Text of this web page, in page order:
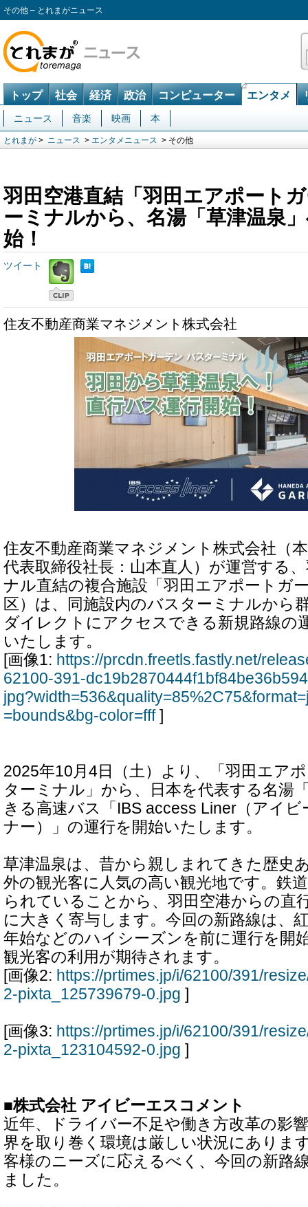
その他 – とれまがニュース
トップ 社会 経済 政治 コンピューター エンタメ
ニュース 音楽 映画 本
とれまが > ニュース > エンタメニュース > その他
羽田空港直結「羽田エアポート
ーミナルから、名湯「草津温泉
始！
ツイート
住友不動産商業マネジメント株式会社
住友不動産商業マネジメント株式会社（
代表取締役社長：山本直人）が運営する
ナル直結の複合施設「羽田エアポートガ
区）は、同施設内のバスターミナルから
ダイレクトにアクセスできる新規路線の
いたします。
[画像1: https://prcdn.freetls.fastly.net/
62100-391-
=bounds&bg-color=fff]
2025年10月4日（土）より、「羽田エア
ターミナル」から、日本を代表する名湯
きる高速バス「IBS access Liner（アイ
ナー）」の運行を開始いたします。
草津温泉は、昔から親しまれてきた歴史
外の観光客に人気の高い観光地です。鉄
られていることから、羽田空港からの直
に大きく寄与します。今回の新路線は、
年始などのハイシーズンを前に運行を開
観光客の利用が期待されます。
[画像2: https://prtimes.jp/i/62100/391/
2-pixta_125739679-0.jpg ]
[画像3: https://prtimes.jp/i/62100/391/
2-pixta_123104592-0.jpg ]
■株式会社 アイビーエスコメント
近年、ドライバー不足や働き方改革の影
界を取り巻く環境は厳しい状況にありま
客様のニーズに応えるべく、今回の新路
ました。